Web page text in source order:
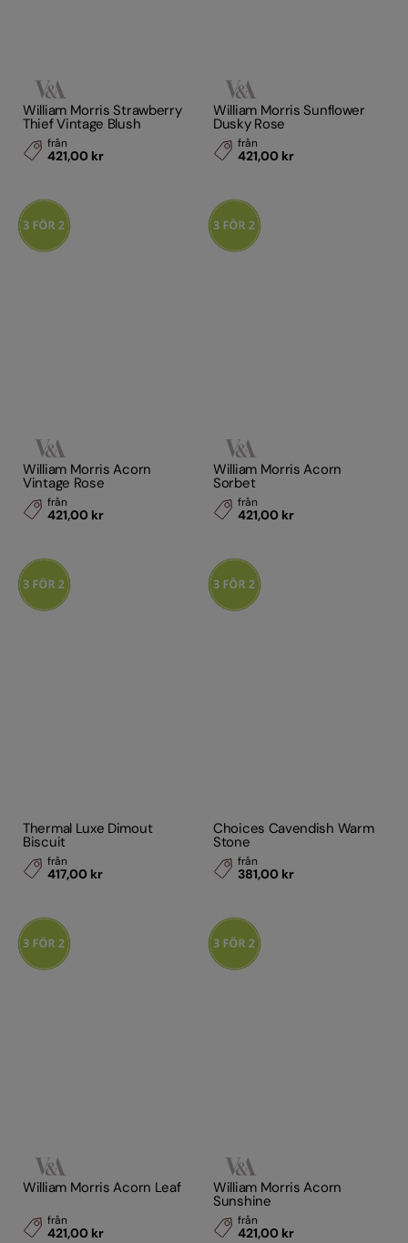
William Morris Strawberry
Thief Vintage Blush
från
421,00 kr
William Morris Sunflower
Dusky Rose
från
421,00 kr
William Morris Acorn
Vintage Rose
från
421,00 kr
William Morris Acorn
Sorbet
från
421,00 kr
Thermal Luxe Dimout
Biscuit
från
417,00 kr
Choices Cavendish Warm
Stone
från
381,00 kr
William Morris Acorn Leaf
från
421,00 kr
William Morris Acorn
Sunshine
från
421,00 kr